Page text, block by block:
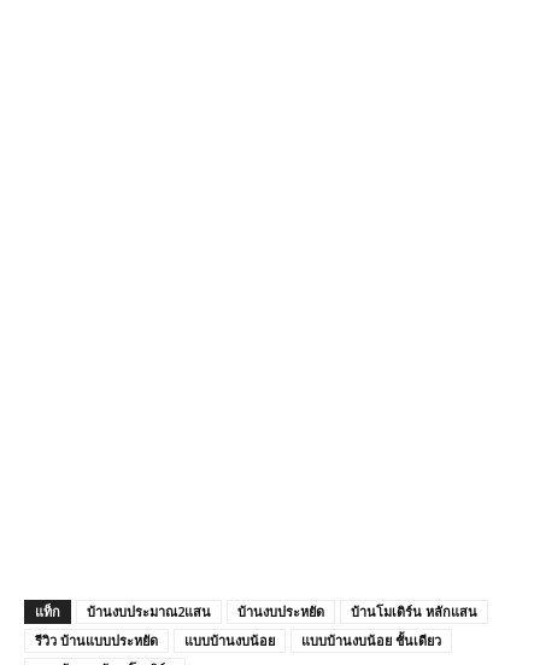
แท็ก บ้านงบประมาณ2แสน บ้านงบประหยัด
บ้านโมเดิร์น หลักแสน
รีวิว บ้านแบบประหยัด
แบบบ้านงบน้อย
แบบบ้านงบน้อย ชั้นเดียว